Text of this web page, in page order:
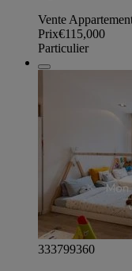
Vente
Prix€115,000
Particulier
333799360